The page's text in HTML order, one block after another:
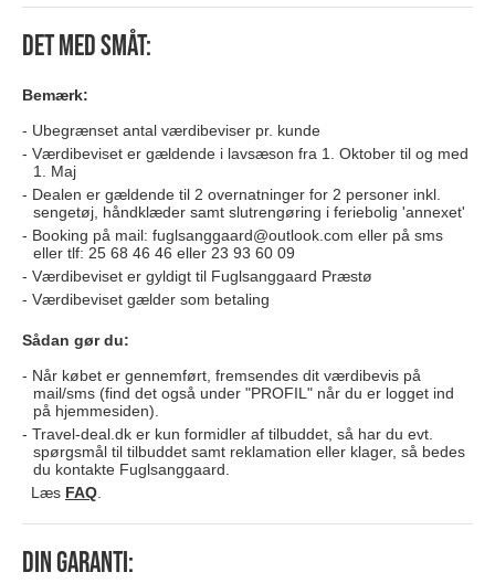
Det med småt:
Bemærk:
Ubegrænset antal værdibeviser pr. kunde
Værdibeviset er gældende i lavsæson fra 1. Oktober til og med
1. Maj
Dealen er gældende til 2 overnatninger for 2 personer inkl.
sengetøj, håndklæder samt slutrengøring i feriebolig 'annexet'
Booking på mail: fuglsanggaard@outlook.com eller på sms
eller tlf: 25 68 46 46 eller 23 93 60 09
Værdibeviset er gyldigt til Fuglsanggaard Præstø
Værdibeviset gælder som betaling
Sådan gør du:
Når købet er gennemført, fremsendes dit værdibevis på
mail/sms (find det også under "PROFIL" når du er logget ind
på hjemmesiden).
Travel-deal.dk er kun formidler af tilbuddet, så har du evt.
spørgsmål til tilbuddet samt reklamation eller klager, så bedes
du kontakte Fuglsanggaard.
Læs FAQ.
Din garanti: